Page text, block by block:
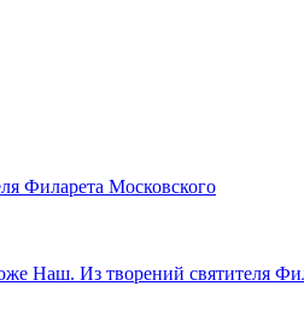
Филарета Московского
Наш. Из творений святителя